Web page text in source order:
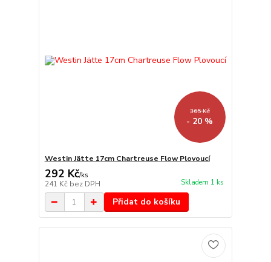
365 Kč
- 20 %
Westin Jätte 17cm Chartreuse Flow Plovoucí
292 Kč/ks
241 Kč bez DPH Skladem 1 ks
Přidat do košíku